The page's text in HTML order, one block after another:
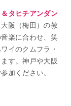
＆タヒチアンダン
阪（梅田）の教
楽に合わせ、笑
イのクムフラ・
す。神戸や大阪
加ください。